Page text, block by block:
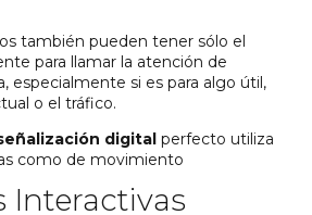
también pueden tener sólo el
para llamar la atención de
especialmente si es para algo útil,
o el tráfico.
digital perfecto utiliza
como de movimiento
Interactivas